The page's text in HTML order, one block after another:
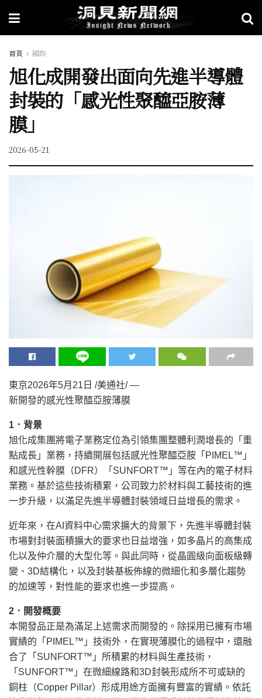
首頁 國際
旭化成開發出面向先進半導體
封裝的「感光性聚醯亞胺薄
膜」
2026-05-21
東京2026年5月21日 /美通社/ —
新開發的感光性聚醯亞胺薄膜
1 ．背景
旭化成集團將電子業務定位為引領集團整體利潤增長的 「 重
點成長 」 業務，持續開展包括感光性聚醯亞胺 「 PIMEL™ 」
和感光性幹膜（DFR）
「 SUNFORT™ 」 等在內的電子材料
業務。基於這些技術積累，公司致力於材料與工藝技術的進
一步升級，以滿足先進半導體封裝領域日益增長的需求。
近年來，在AI資料中心需求擴大的背景下，先進半導體封裝
市場對封裝面積擴大的要求也日益增強，如多晶片的高集成
化以及仲介層的大型化等。與此同時，從晶圓級向面板級轉
變、3D結構化，以及封裝基板佈線的微細化和多層化趨勢
的加速等，對性能的要求也進一步提高。
2 ．開發概要
本開發品正是為滿足上述需求而開發的。除採用已擁有市場
實績的 「 PIMEL™ 」 技術外，在實現薄膜化的過程中，還融
合了
「 SUNFORT™ 」 所積累的材料與生產技術，
「 SUNFORT™ 」 在微細線路和3D封裝形成所不可或缺的
銅柱（Copper Pillar）形成用途方面擁有豐富的實績。依託